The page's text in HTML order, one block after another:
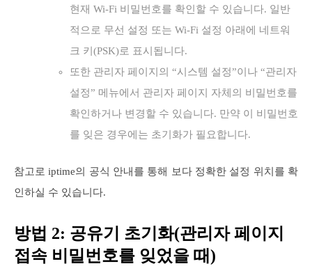
현재 Wi‑Fi 비밀번호를 확인할 수 있습니다. 일반
적으로 무선 설정 또는 Wi‑Fi 설정 아래에 네트워
크 키(PSK)로 표시됩니다.
또한 관리자 페이지의 “시스템 설정”이나 “관리자
설정” 메뉴에서 관리자 페이지 자체의 비밀번호를
확인하거나 변경할 수 있습니다. 만약 이 비밀번호
를 잊은 경우에는 초기화가 필요합니다.
참고로 iptime의 공식 안내를 통해 보다 정확한 설정 위치를 확
인하실 수 있습니다.
방법 2: 공유기 초기화(관리자 페이지
접속 비밀번호를 잊었을 때)